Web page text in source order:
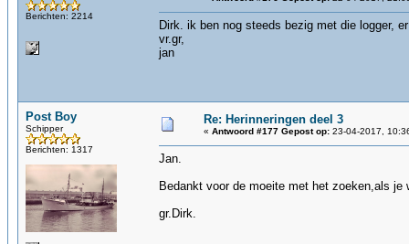
Berichten: 2214
Dirk. ik ben nog steeds bezig met die logger,
vr.gr,
jan
Post Boy
Schipper
Berichten: 1317
Re: Herinneringen deel 3
« Antwoord #177 Gepost op: 23-04-2017,
Jan.
Bedankt voor de moeite met het zoeken,als je
gr.Dirk.